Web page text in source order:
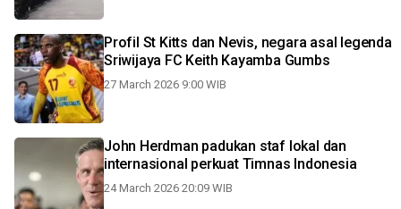
Profil St Kitts dan Nevis, negara asal legenda
Sriwijaya FC Keith Kayamba Gumbs
27 March 2026 9:00 WIB
John Herdman padukan staf lokal dan
internasional perkuat Timnas Indonesia
24 March 2026 20:09 WIB